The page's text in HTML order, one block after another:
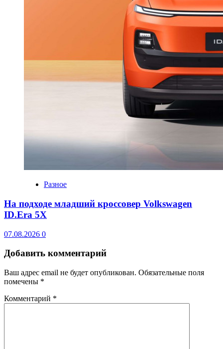
Разное
На подходе младший кроссовер Volkswagen
ID.Era 5X
07.08.2026 0
Добавить комментарий
Ваш адрес email не будет опубликован. Обязательные поля
помечены *
Комментарий *